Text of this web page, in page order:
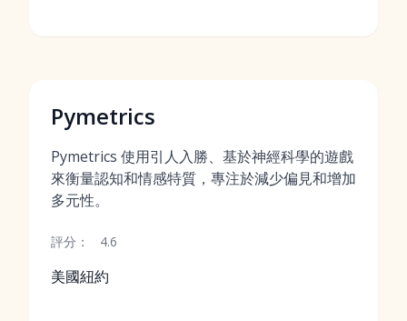
Pymetrics
Pymetrics 使用引人入勝、基於神經科學的遊戲
來衡量認知和情感特質，專注於減少偏見和增加
多元性。
評分： 4.6
美國紐約